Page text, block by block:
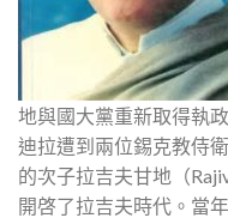
地與國大黨重新取得執
迪拉遭到兩位錫克教侍
的次子拉吉夫甘地（
開啓了拉吉夫時代。當